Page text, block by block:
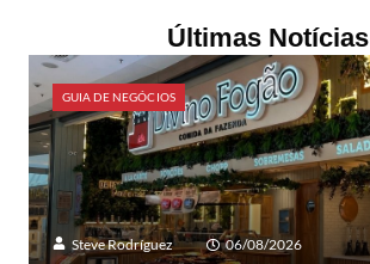
Últimas Notícias
GUIA DE NEGÓCIOS
Steve Rodríguez 06/08/2026